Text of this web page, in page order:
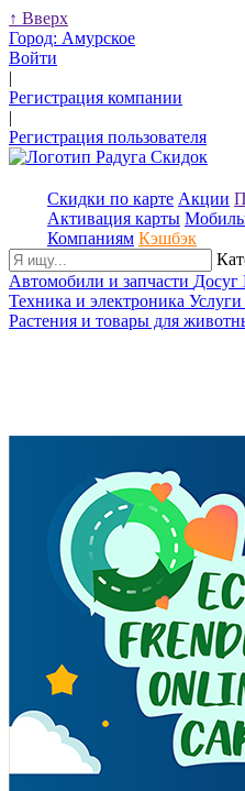
↑ Вверх
Город: Амурское
Войти
|
Регистрация компании
|
Регистрация пользователя
Скидки по карте Акции
Активация карты
Компаниям Кэшбэк
Автомобили и запчасти Досуг
Техника и электроника Услуги
Растения и товары для